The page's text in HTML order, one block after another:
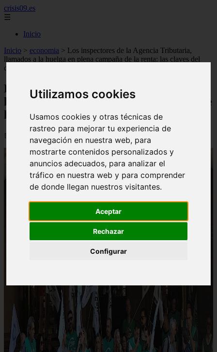
Utilizamos cookies
Usamos cookies y otras técnicas de
rastreo para mejorar tu experiencia de
navegación en nuestra web, para
mostrarte contenidos personalizados y
anuncios adecuados, para analizar el
tráfico en nuestra web y para comprender
de donde llegan nuestros visitantes.
Aceptar
Rechazar
Configurar
crisis09.es
☰
Inicio
Inicio > economia > Los inspectores de la Agencia Tributaria,
llamados a la huelga en plena campaña de la renta: las claves del
conflicto
Los inspectores de la Agencia Tributaria,
llamados a la huelga en plena campaña de
la renta: las claves del conflicto
📅 07/06/2026